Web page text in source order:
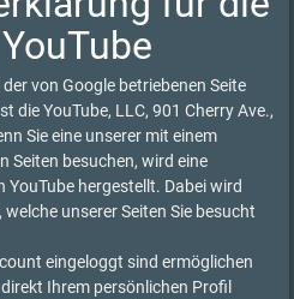
von Google betriebenen Seite
die YouTube, LLC, 901 Cherry Ave.,
Sie eine unserer mit einem
Seiten besuchen, wird eine
YouTube hergestellt. Dabei wird
unserer Seiten Sie besucht
eingeloggt sind ermöglichen
Ihrem persönlichen Profil